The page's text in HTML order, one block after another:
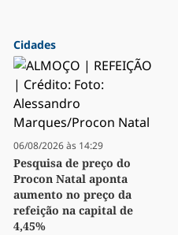
Cidades
06/08/2026 às 14:29
Pesquisa de preço do
Procon Natal aponta
aumento no preço da
refeição na capital de
4,45%